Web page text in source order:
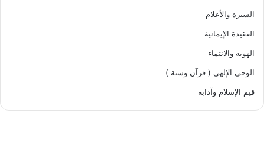
السيرة والأعلام
العقيدة الإيمانية
الهوية والانتماء
الوحي الإلهي ( قرآن وسنة )
قيم الإسلام وآدابه